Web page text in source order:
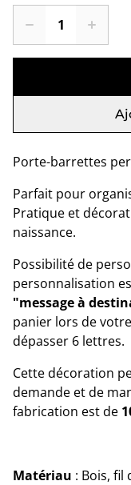
Porte-barrettes
Parfait pour
Pratique et
naissance.
Possibilité de
personnalisation
"message à
panier lors de
dépasser 6 lettres.
Cette décoration
demande et de
fabrication est de
Matériau : Bois, fil